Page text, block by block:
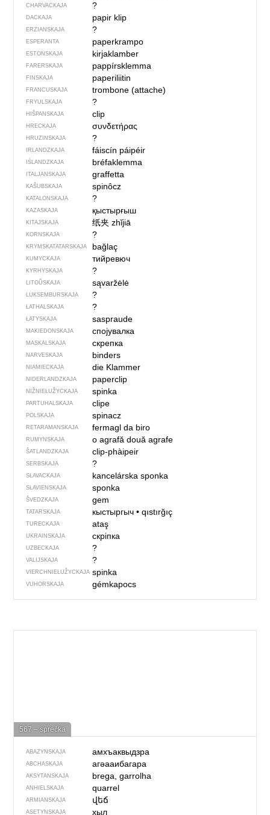
CHARVACKAJA ?
DACKAJA papir klip
ERZIANSKAJA ?
ESPERANTA paperkrampo
ESTONSKAJA kirjaklamber
FARERSKAJA pappírsklemma
FINSKAJA paperiliitin
FRANCUSKAJA trombone (attache)
FRYULSKAJA ?
HIŠPANSKAJA clip
HRECKAJA συνδετήρας
HRUZINSKAJA ?
IRLANDZKAJA fáiscín páipéir
IŚLANDZKAJA bréfaklemma
ITALJANSKAJA graffetta
KAŠUBSKAJA spinôcz
KATALONSKAJA ?
KAZASKAJA қыстырғыш
KITAJSKAJA 纸夹zhǐjiā
KORNSKAJA ?
KRYMSKA­TATARSKAJA bağlaç
KUMYCKAJA тийревюч
KYRHYSKAJA ?
LITOŬSKAJA sąvaržėlė
LUKSEMBURSKAJA ?
ŁATHALSKAJA ?
ŁATYSKAJA saspraude
MAKIEDONSKAJA спојувалка
MASKALSKAJA скрепка
NARVESKAJA binders
NIAMIECKAJA die Klammer
NIDERLANDZKAJA paperclip
NIŽNIEŁUŽYCKAJA spinka
PARTUHALSKAJA clipe
POLSKAJA spinacz
RETARAMANSKAJA fermagl da biro
RUMYNSKAJA o agrafădouă agrafe
ŠATLANDZKAJA clip-phàipeir
SERBSKAJA ?
SŁAVACKAJA kancelárska sponka
SŁAVIENSKAJA sponka
ŠVEDZKAJA gem
TATARSKAJA кыстыргыч• qıstırğıç
TURECKAJA ataş
UKRAINSKAJA скріпка
UZBECKAJA ?
VALIJSKAJA ?
VIERCHNIE­ŁUŽYCKAJA spinka
VUHORSKAJA gémkapocs
567 – sprečka
ABAZYNSKAJA амхъаквыдзра
ABCHASKAJA агәааибагара
AKSYTANSKAJA brega, garrolha
ANHIELSKAJA quarrel
ARMIANSKAJA վեճ
ASETYNSKAJA хыл